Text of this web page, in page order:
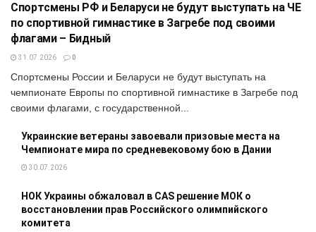
Спортсмены РФ и Беларуси не будут выступать на ЧЕ
по спортивной гимнастике в Загребе под своими
флагами – Бидный
31.07.2026 0
Спортсмены России и Беларуси не будут выступать на
чемпионате Европы по спортивной гимнастике в Загребе под
своими флагами, с государственной...
Украинские ветераны завоевали призовые места на
Чемпионате мира по средневековому бою в Дании
30.07.2026
НОК Украины обжаловал в CAS решение МОК о
восстановлении прав Российского олимпийского
комитета